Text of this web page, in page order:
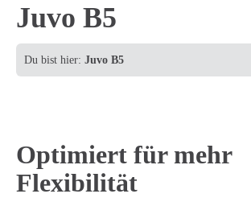
Juvo B5
Du bist hier: Juvo B5
Optimiert für mehr
Flexibilität